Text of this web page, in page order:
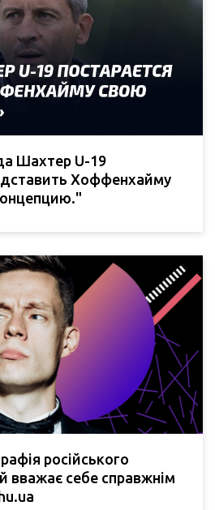
Шахтер U-19
Хоффенхайму
російського
вважає себе справжнім